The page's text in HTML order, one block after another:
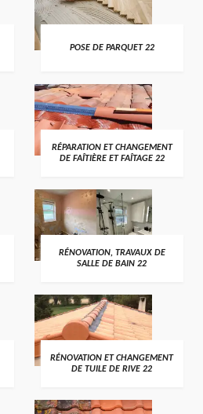
POSE DE PARQUET 22
RÉPARATION ET CHANGEMENT
DE FAÎTIÈRE ET FAÎTAGE 22
RÉNOVATION, TRAVAUX DE
SALLE DE BAIN 22
RÉNOVATION ET CHANGEMENT
DE TUILE DE RIVE 22